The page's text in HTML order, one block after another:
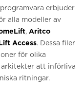
erbjuder
alla modeller av
, Aritco
Access. Dessa filer
för olika
att införliva
ritningar.